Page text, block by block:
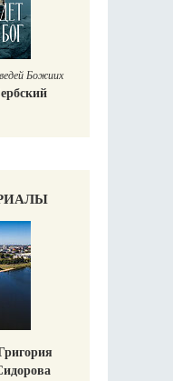
Божиих